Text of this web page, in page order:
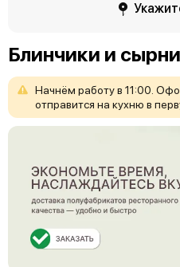
Блинчики и
Начнём работув 11:00.
отправится на кухню в